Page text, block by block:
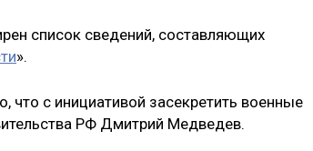
список сведений, составляющих
».
что с инициативой засекретить военные
РФ Дмитрий Медведев.